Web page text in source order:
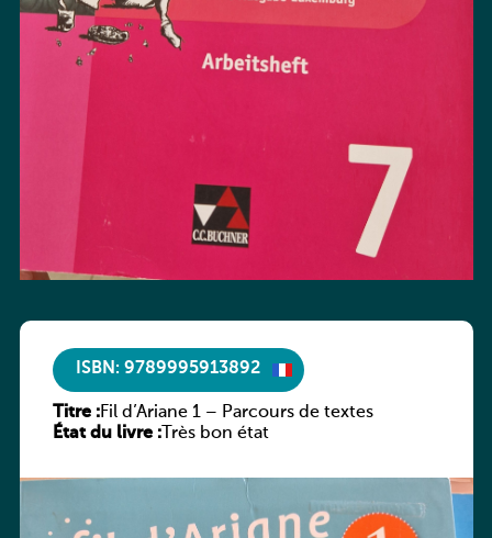
ISBN: 9789995913892
Titre :Fil d’Ariane 1 – Parcours de textes
État du livre :Très bon état